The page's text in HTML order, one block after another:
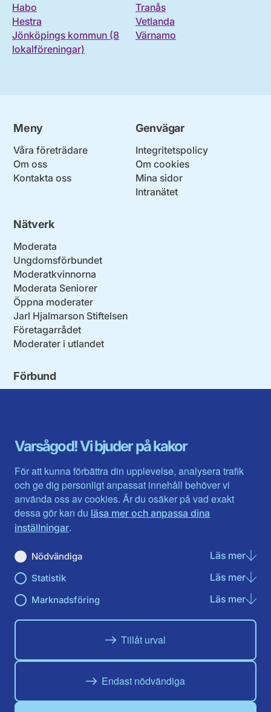
Varsågod! Vi bjuder på kakor
För att kunna förbättra din upplevelse, analysera trafik
och ge dig personligt anpassat innehåll behöver vi
använda oss av cookies. Är du osäker på vad exakt
dessa gör kan du läsa mer och anpassa dina
inställningar.
Nödvändiga Läs merom
Statistik Läs merom
Marknadsföring Läs merom
Tillåt urval
Endast nödvändiga
Habo
Hestra
Jönköpings kommun (8
lokalföreningar)
Tranås
Vetlanda
Värnamo
Meny
Våra företrädare
Om oss
Kontakta oss
Genvägar
Integritetspolicy
Om cookies
Mina sidor
Intranätet
Nätverk
Moderata
Ungdomsförbundet
Moderatkvinnorna
Moderata Seniorer
Öppna moderater
Jarl Hjalmarson Stiftelsen
Företagarrådet
Moderater i utlandet
Förbund
Gävleborg
Halland
Jämtlands län
Jönköpings län
Kalmar län
Kronobergs län
Norrbotten
Skåne län
Värmlands län
Västerbotten
Västra Götaland
Västernorrland
Västmanland
Örebro län
Östergötland
Du hittar oss här på sociala medier
FacebookInstagram
Twitter